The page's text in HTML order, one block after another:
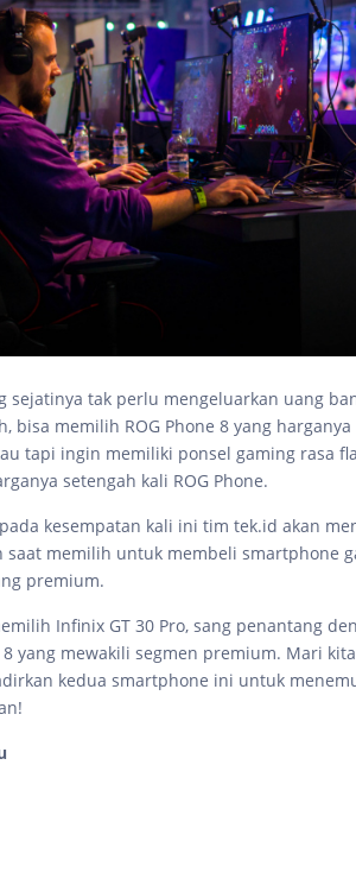
sejatinya tak perlu mengeluarkan uang
memilih ROG Phone 8 yang harganya
tapi ingin memiliki ponsel gaming rasa
setengah kali ROG Phone.
kesempatan kali ini tim tek.id akan
memilih untuk membeli smartphone
premium.
Infinix GT 30 Pro, sang penantang
8 yang mewakili segmen premium. Mari
kedua smartphone ini untuk